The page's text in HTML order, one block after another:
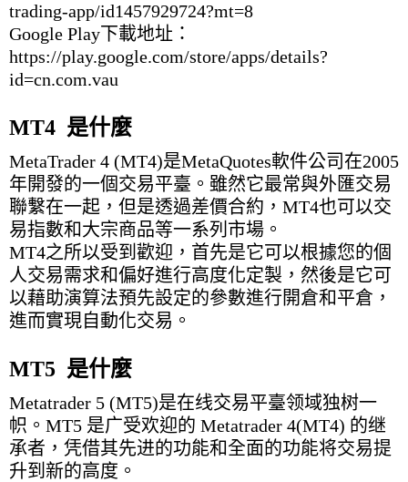
trading-app/id1457929724?mt=8
Google Play下載地址：
https://play.google.com/store/apps/details?
id=cn.com.vau
MT4 是什麼
MetaTrader 4 (MT4)是MetaQuotes軟件公司在2005
年開發的一個交易平臺。雖然它最常與外匯交易
聯繫在一起，但是透過差價合約，MT4也可以交
易指數和大宗商品等一系列市場。
MT4之所以受到歡迎，首先是它可以根據您的個
人交易需求和偏好進行高度化定製，然後是它可
以藉助演算法預先設定的參數進行開倉和平倉，
進而實現自動化交易。
MT5 是什麼
Metatrader 5 (MT5)是在线交易平臺领域独树一
帜。MT5 是广受欢迎的 Metatrader 4(MT4) 的继
承者，凭借其先进的功能和全面的功能将交易提
升到新的高度。